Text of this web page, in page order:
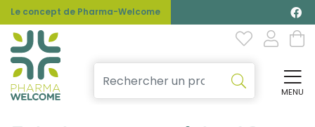
Le concept de Pharma-Welcome
MENU